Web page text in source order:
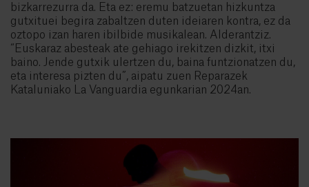
bizkarrezurra da. Eta ez: eremu batzuetan hizkuntza
gutxituei begira zabaltzen duten ideiaren kontra, ez da
oztopo izan haren ibilbide musikalean. Alderantziz.
“Euskaraz abesteak ate gehiago irekitzen dizkit, itxi
baino. Jende gutxik ulertzen du, baina funtzionatzen du,
eta interesa pizten du”, aipatu zuen Reparazek
Kataluniako La Vanguardia egunkarian 2024an.